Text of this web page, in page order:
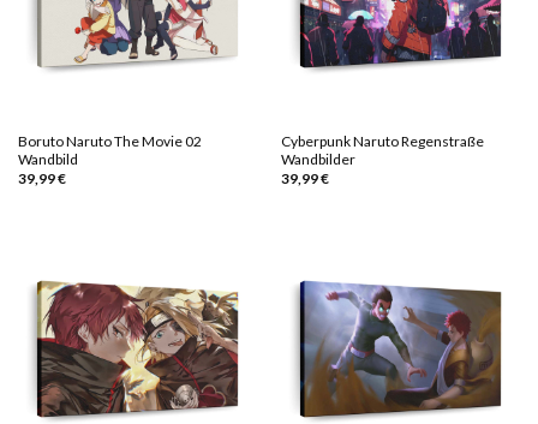
Boruto Naruto The Movie 02
Wandbild
39,99€
Cyberpunk Naruto Regenstraße
Wandbilder
39,99€